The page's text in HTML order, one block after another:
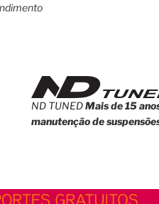
ND TUNEDMais de 15
manutenção de